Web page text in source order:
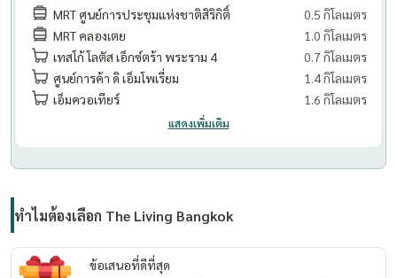
MRT ศูนย์การประชุมแห่งชาติสิริกิติ์
0.5 กิโลเมตร
MRT คลองเตย
1.0 กิโลเมตร
เทสโก้ โลตัส เอ็กซ์ตร้า พระราม 4
0.7 กิโลเมตร
ศูนย์การค้า ดิ เอ็มโพเรี่ยม
1.4 กิโลเมตร
เอ็มควอเทียร์
1.6 กิโลเมตร
แสดงเพิ่มเติม
ทำไมต้องเลือก The Living Bangkok
ข้อเสนอที่ดีที่สุด